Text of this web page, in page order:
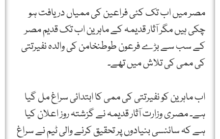
مصر میں اب تک کئی فراعین کی ممیاں دریافت ہو
چکی ہیں مگر آثار قدیمہ کے ماہرین اب تک قدیم مصر
کے سب سے بڑے فرعون طوطنخامن کی والدہ نفیرتتی
کی ممی کی تلاش میں تھے۔
اب ماہرین کو نفیرتتی کی ممی کا ابتدائی سراغ مل گیا
ہے۔ مصری وزارت آثار قدیمہ نے گزشتہ روز اعلان کیا
ہے کہ سائنسی بنیادوں پر تحقیق کرنے والی ٹیم نے سراغ